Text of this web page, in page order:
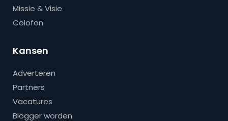
Missie & Visie
Colofon
Kansen
Adverteren
Partners
Vacatures
Blogger worden